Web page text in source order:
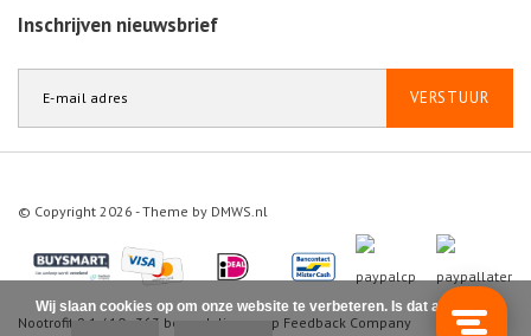
Inschrijven nieuwsbrief
VERSTUUR
© Copyright 2026 - Theme by DMWS.nl
Nootrofit 9.1 / 10 363 beoordelingen op Feedback Company
Wij slaan cookies op om onze website te verbeteren. Is dat akkoord?